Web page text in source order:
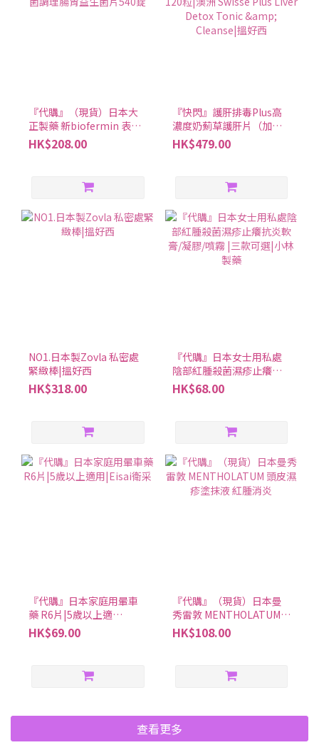
『代購』（現貨）日本大
正製藥 新biofermin 表飛
鳴乳酸菌調理腸胃益生菌
片540錠
HK$208.00
『快閃』護肝排毒Plus高
濃度奶薊草護肝片（加強
版） 120粒|澳洲 Swisse
Plus Liver Detox Tonic &
HK$479.00
NO1.日本製Zovla 私密處
緊緻棒|搵好西
HK$318.00
『代購』日本女士用私處
陰部紅腫殺菌濕疹止癢抗
炎軟膏/凝膠/噴霧 |三款可
選|小林製藥
HK$68.00
『代購』日本家庭用暈車
藥 R6片|5歲以上適
用|Eisai衛采
HK$69.00
『代購』（現貨）日本曼
秀雷敦 MENTHOLATUM
頭皮濕疹塗抹液 紅腫消炎
HK$108.00
查看更多